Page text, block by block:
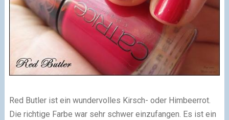
Red Butler ist ein wundervolles Kirsch- oder Himbeerrot.
Die richtige Farbe war sehr schwer einzufangen. Es ist ein